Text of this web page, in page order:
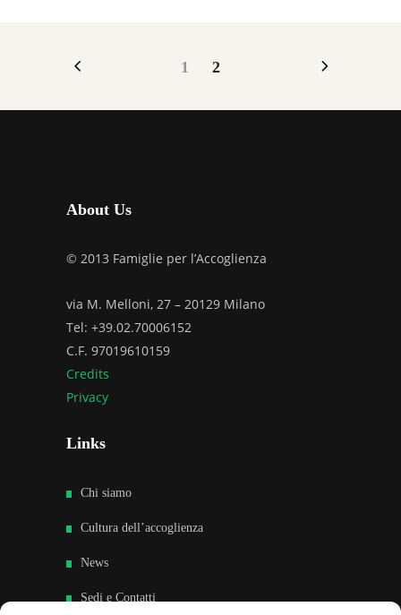
1 2
About Us
© 2013 Famiglie per l’Accoglienza
via M. Melloni, 27 – 20129 Milano
Tel: +39.02.70006152
C.F. 97019610159
Credits
Privacy
Links
Chi siamo
Cultura dell’accoglienza
News
Sedi e Contatti